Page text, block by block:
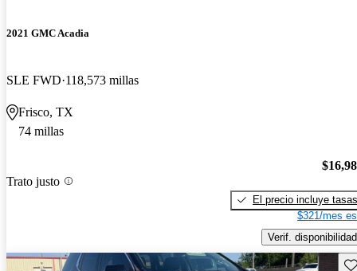
2021 GMC Acadia
SLE FWD 118,573 millas
Frisco, TX
74 millas
Trato justo
El precio incluye tasas
$321/mes
Verif. disponibilidad